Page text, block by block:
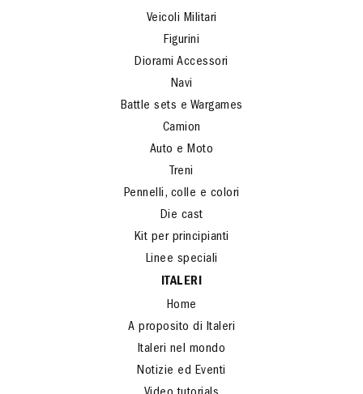
Veicoli Militari
Figurini
Diorami Accessori
Navi
Battle sets e Wargames
Camion
Auto e Moto
Treni
Pennelli, colle e colori
Die cast
Kit per principianti
Linee speciali
ITALERI
Home
A proposito di Italeri
Italeri nel mondo
Notizie ed Eventi